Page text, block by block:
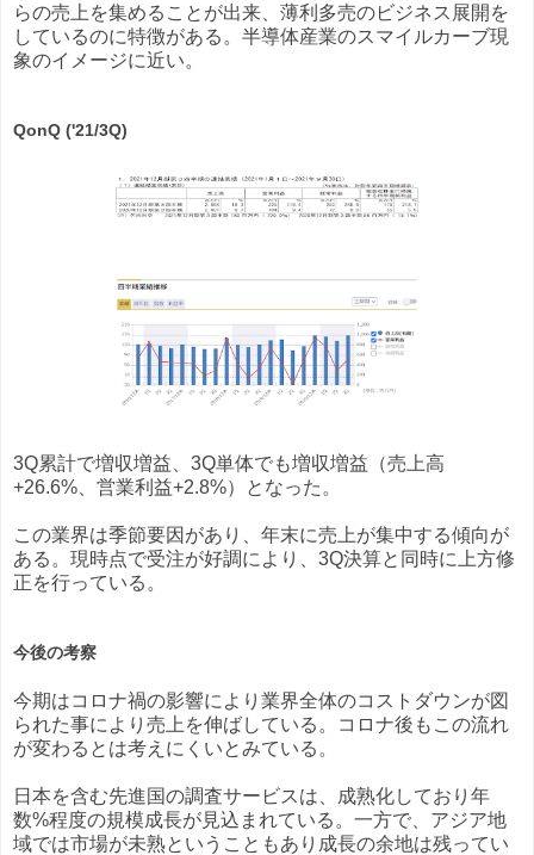
らの売上を集めることが出来、薄利多売のビジネス展開を
しているのに特徴がある。半導体産業のスマイルカーブ現
象のイメージに近い。
QonQ ('21/3Q)
3Q累計で増収増益、3Q単体でも増収増益（売上高
+26.6%、営業利益+2.8%）となった。
この業界は季節要因があり、年末に売上が集中する傾向が
ある。現時点で受注が好調により、3Q決算と同時に上方修
正を行っている。
今後の考察
今期はコロナ禍の影響により業界全体のコストダウンが図
られた事により売上を伸ばしている。コロナ後もこの流れ
が変わるとは考えにくいとみている。
日本を含む先進国の調査サービスは、成熟化しており年
数%程度の規模成長が見込まれている。一方で、アジア地
域では市場が未熟ということもあり成長の余地は残ってい